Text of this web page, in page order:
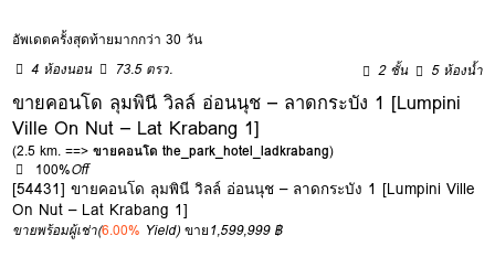
อัพเดตครั้งสุดท้ายมากกว่า 30 วัน
4 ห้องนอน
73.5 ตรว. 2 ชั้น 5 ห้องน้ำ
ขายคอนโด ลุมพินี วิลล์ อ่อนนุช – ลาดกระบัง 1 [Lumpini
Ville On Nut – Lat Krabang 1]
(2.5 km. ==>ขายคอนโด the_park_hotel_ladkrabang)
100%Off
[54431] ขายคอนโด ลุมพินี วิลล์ อ่อนนุช – ลาดกระบัง 1 [Lumpini Ville
On Nut – Lat Krabang 1]
ขายพร้อมผู้เช่า(6.00% Yield) ขาย1,599,999 ฿